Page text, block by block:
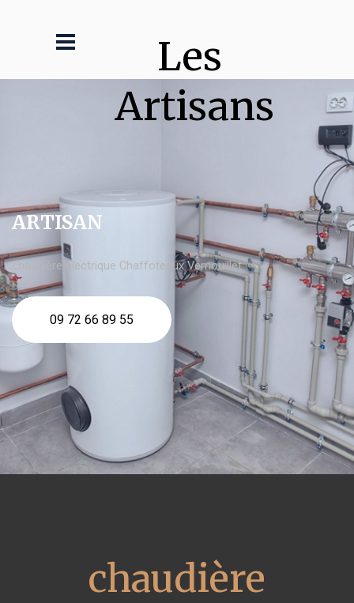
Les
Artisans
ARTISAN
chaudière électrique Chaffoteaux Vernouillet
09 72 66 89 55
chaudière